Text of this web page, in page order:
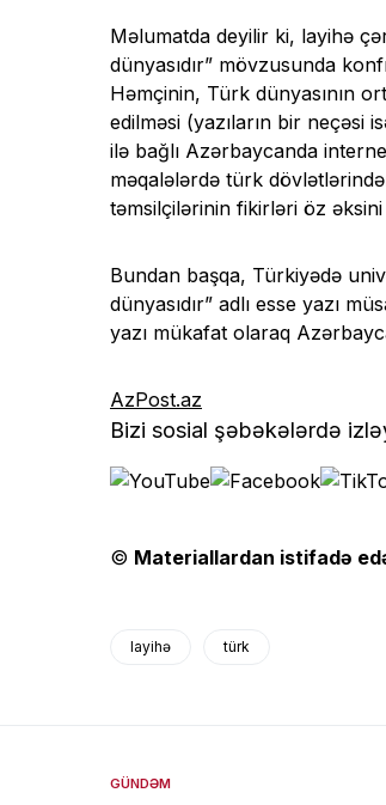
Məlumatda deyilir ki, layihə
dünyasıdır” mövzusunda
Həmçinin, Türk dünyasının
edilməsi (yazıların bir
ilə bağlı Azərbaycanda
məqalələrdə türk
təmsilçilərinin fikirləri öz əksini
Bundan başqa, Türkiyədə
dünyasıdır” adlı esse yazı
yazı mükafat olaraq
AzPost.az
Bizi sosial şəbəkələrdə
© Materiallardan istifadə
layihə türk
GÜNDƏM